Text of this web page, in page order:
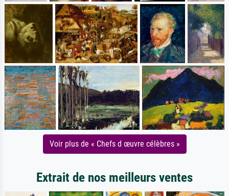
Voir plus de « Chefs d œuvre célèbres »
Extrait de nos meilleurs ventes